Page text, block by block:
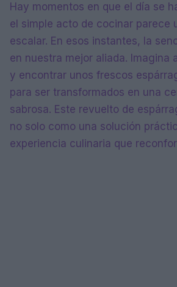
Hay momentos en que el día se
el simple acto de cocinar parece
escalar. En esos instantes, la
en nuestra mejor aliada. Imagina
y encontrar unos frescos
para ser transformados en una
sabrosa. Este revuelto de
no solo como una solución
experiencia culinaria que